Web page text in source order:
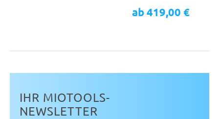
ab 419,00 €
IHR MIOTOOLS-
NEWSLETTER